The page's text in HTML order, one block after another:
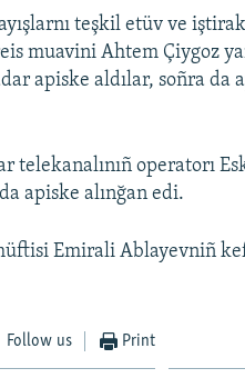
teşkil etüv ve
muavini Ahtem Çiygoz
apiske aldılar, soñra da
telekanalınıñ operatorı
apiske alınğan edi.
Emirali Ablayevniñ
Follow us Print